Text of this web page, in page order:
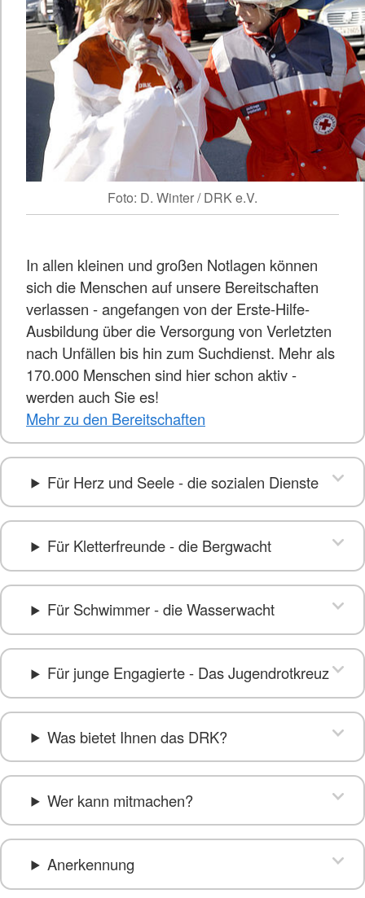
Foto: D. Winter / DRK e.V.
In allen kleinen und großen Notlagen können
sich die Menschen auf unsere Bereitschaften
verlassen - angefangen von der Erste-Hilfe-
Ausbildung über die Versorgung von Verletzten
nach Unfällen bis hin zum Suchdienst. Mehr als
170.000 Menschen sind hier schon aktiv -
werden auch Sie es!
Mehr zu den Bereitschaften
Für Herz und Seele - die sozialen Dienste
Für Kletterfreunde - die Bergwacht
Für Schwimmer - die Wasserwacht
Für junge Engagierte - Das Jugendrotkreuz
Was bietet Ihnen das DRK?
Wer kann mitmachen?
Anerkennung